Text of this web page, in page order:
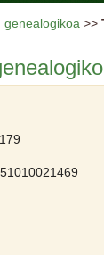
genealogikoa>>